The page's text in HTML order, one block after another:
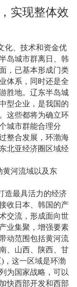
实现整体效
化、技术和资金优
岛城市群离日、韩
，已基本形成门类
体系，同时还是全
胜地。辽东半岛城
型企业，是我国的
这些都将为确立环
城市群能合理分
整合发展，环渤海
北亚经济圈区域经
黄河流域以及东
造最具活力的经济
收日本、韩国的产
交流，形成面向世
业集聚，增强要素
动范围包括黄河流
、山西、陕西、甘
) ，这一区域是环渤
为国家战略，可以
快西部开发和西部